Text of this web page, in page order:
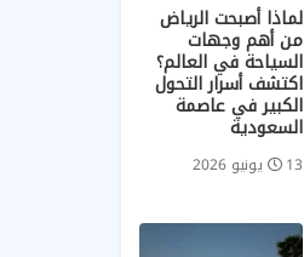
لماذا أصبحت الرياض
من أهم وجهات
السياحة في العالم؟
اكتشف أسرار التحول
الكبير في عاصمة
السعودية
13 يونيو 2026